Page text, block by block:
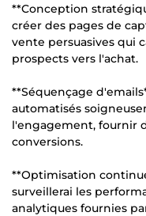
**Conception
créer des pages de
vente persuasives qui
prospects vers l'achat.
**Séquençage
automatisés
l'engagement, fournir
conversions.
**Optimisation
surveillerai les
analytiques fournies